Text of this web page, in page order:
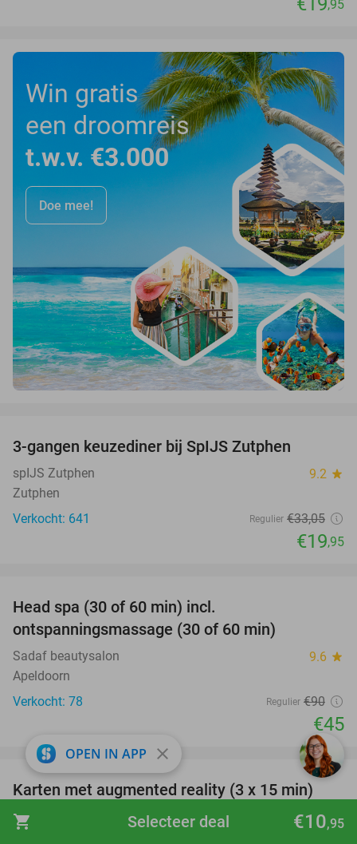
shopping_cart €10,95
Selecteer deal
,95
Win gratis
een droomreis
t.w.v. €3.000
Doe mee!
3-gangen keuzediner bij SpIJS Zutphen
spIJS Zutphen 9.2 star
Zutphen
Verkocht: 641
Regulier €33,05
€19,95
Head spa (30 of 60 min) incl.
ontspanningsmassage (30 of 60 min)
Sadaf beautysalon 9.6 star
Apeldoorn
Verkocht: 78
Regulier €90
€45
35%
favorite_border
Karten met augmented reality (3 x 15 min)
BattleKart Apeldoorn 9.7 star
OPEN IN APP close